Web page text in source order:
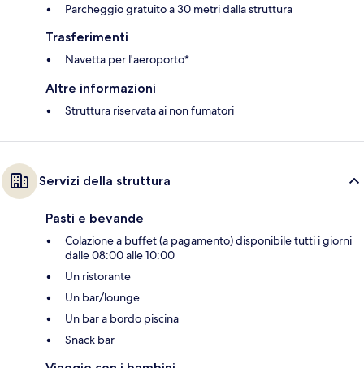
Parcheggio gratuito a 30 metri dalla struttura
Trasferimenti
Navetta per l'aeroporto*
Altre informazioni
Struttura riservata ai non fumatori
Servizi della struttura
Pasti e bevande
Colazione a buffet (a pagamento) disponibile tutti i giorni
dalle 08:00 alle 10:00
Un ristorante
Un bar/lounge
Un bar a bordo piscina
Snack bar